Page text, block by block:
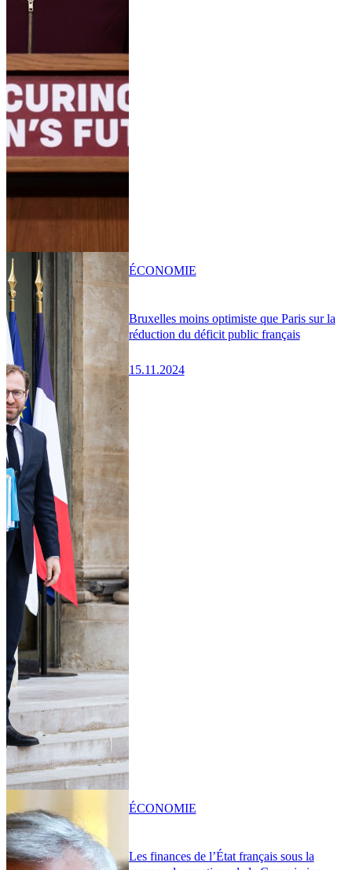
Bruxelles moins optimiste que Paris sur la
réduction du déficit public français
15.11.2024
ÉCONOMIE
Les finances de l’État français sous la
ÉCONOMIE